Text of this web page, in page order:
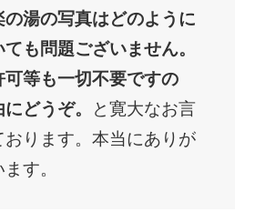
の湯の写真はどのように
も問題ございません。
可等も一切不要ですの
どうぞ。
と寛大なお言
おります。本当にありが
す。